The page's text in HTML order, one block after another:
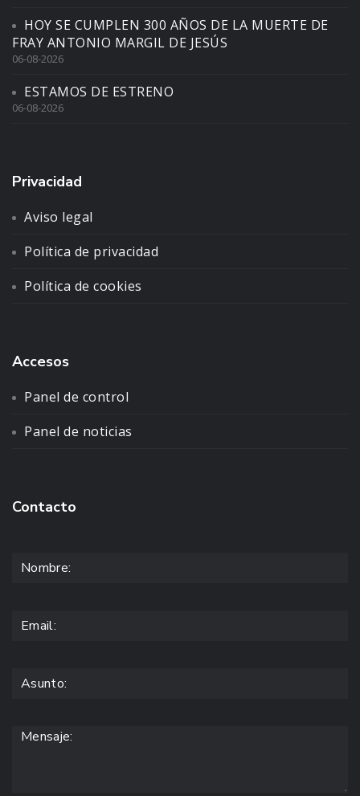
HOY SE CUMPLEN 300 AÑOS DE LA MUERTE DE
FRAY ANTONIO MARGIL DE JESÚS
06-08-2026
ESTAMOS DE ESTRENO
06-08-2026
Privacidad
Aviso legal
Política de privacidad
Política de cookies
Accesos
Panel de control
Panel de noticias
Contacto